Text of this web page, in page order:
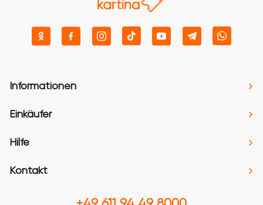
Informationen
Einkäufer
Hilfe
Kontakt